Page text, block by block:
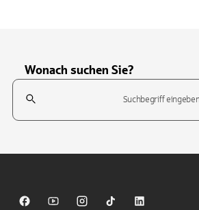
Wonach suchen Sie?
Suchfeld